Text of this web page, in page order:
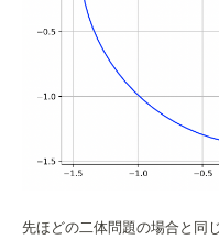
先ほどの二体問題の場合と同